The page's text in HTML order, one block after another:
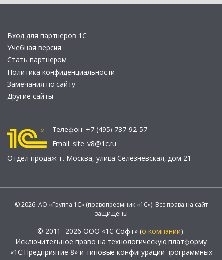
Вход для партнеров 1С
Учебная версия
Стать партнером
Политика конфиденциальности
Замечания по сайту
Другие сайты
Телефон: +7 (495) 737-92-57
Email: site_v8@1c.ru
Отдел продаж: г. Москва, улица Селезнёвская, дом 21
© 2026 АО «Группа 1С» (правопреемник «1С»). Все права на сайт
защищены
© 2011- 2026 ООО «1С-Софт» (о компании).
Исключительное право на технологическую платформу
«1С:Предприятие 8» и типовые конфигурации программных